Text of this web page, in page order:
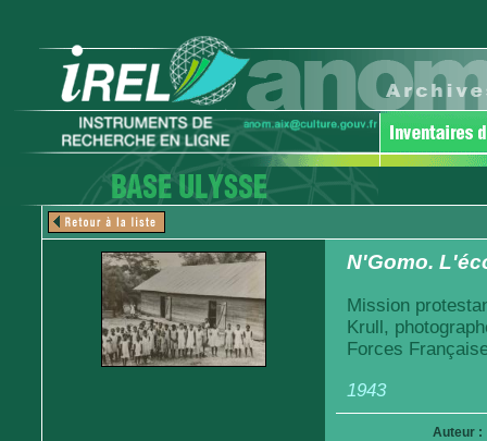
N'Gomo.
Mission
Krull,
Forces
1943
Auteur :